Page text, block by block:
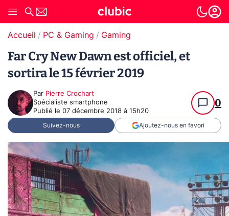
Accueil PC & Gaming Gaming
Far Cry New Dawn est officiel, et
sortira le 15 février 2019
Par Pierre Crochart
Spécialiste smartphone
Publié le 07 décembre 2018 à 15h20
0
Suivez-nous Ajoutez-nous en favori